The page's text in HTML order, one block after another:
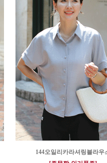
144오일리카라셔링블라우